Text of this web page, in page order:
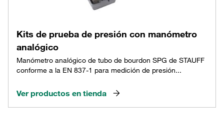
Kits de prueba de presión con manómetro
analógico
Manómetro analógico de tubo de bourdon SPG de STAUFF
conforme a la EN 837-1 para medición de presión...
Ver productos en tienda